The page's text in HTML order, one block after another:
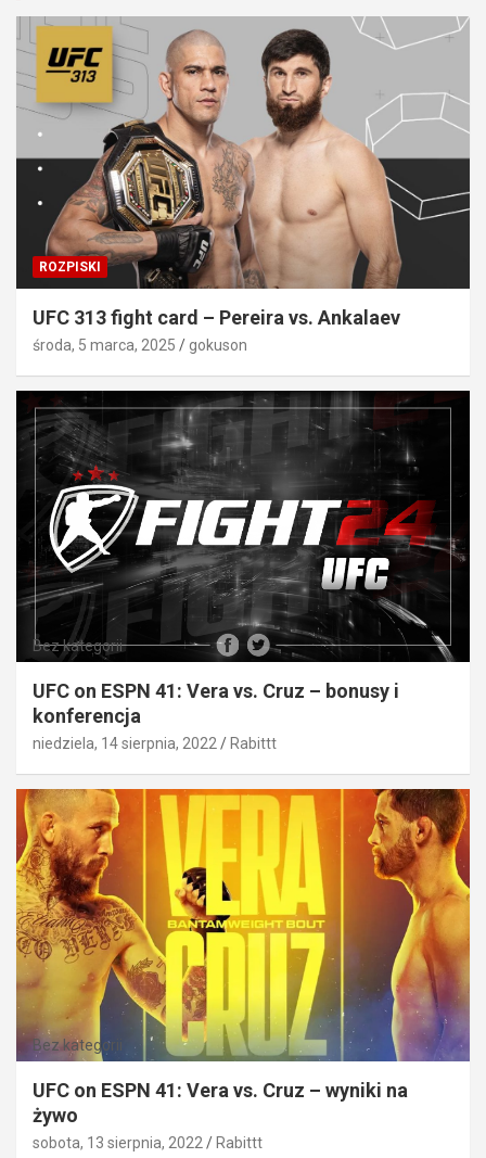
ROZPISKI
UFC 313 fight card – Pereira vs. Ankalaev
środa, 5 marca, 2025 gokuson
Bez kategorii
UFC on ESPN 41: Vera vs. Cruz – bonusy i
konferencja
niedziela, 14 sierpnia, 2022 Rabittt
Bez kategorii
UFC on ESPN 41: Vera vs. Cruz – wyniki na
żywo
sobota, 13 sierpnia, 2022 Rabittt